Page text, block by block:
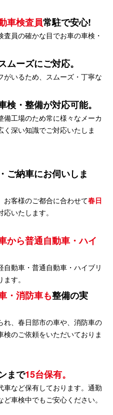
車検査員常駐で安心!
員の確かな目でお車の車検・
ムーズにご対応。
いるため、スムーズ・丁寧な
検・整備が対応可能。
工場のため常に様々なメーカ
深い知識でご対応いたしま
ご納車にお伺いしま
お客様のご都合に合わせて春日
応いたします。
から普通自動車・ハイ
動車・普通自動車・ハイブリ
す。
・消防車も整備の実
れ、春日部市の車や、消防車の
のご依頼をいただいておりま
まで15台保有。
など保有しております。通勤
車検中でもご安心ください。